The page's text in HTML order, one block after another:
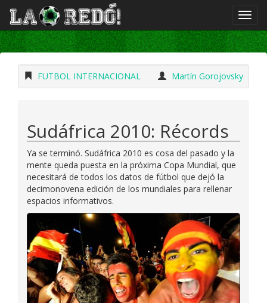
FUTBOL INTERNACIONAL Martín Gorojovsky
Sudáfrica 2010: Récords
Ya se terminó. Sudáfrica 2010 es cosa del pasado y la
mente queda puesta en la próxima Copa Mundial, que
necesitará de todos los datos de fútbol que dejó la
decimonovena edición de los mundiales para rellenar
espacios informativos.